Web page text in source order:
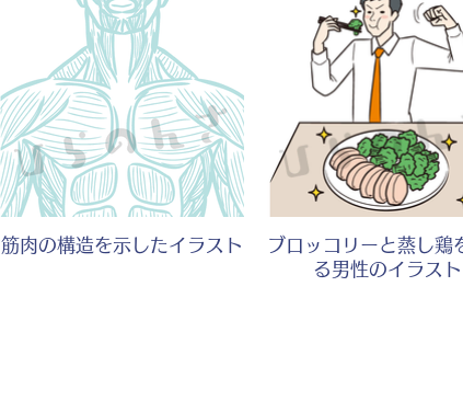
筋肉の構造を示したイラスト
ブロッコリーと蒸し鶏
る男性のイラスト